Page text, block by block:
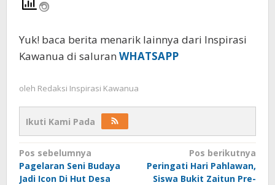
Yuk! baca berita menarik lainnya dari Inspirasi
Kawanua di saluran WHATSAPP
oleh Redaksi Inspirasi Kawanua
Ikuti Kami Pada
Navigasi
pos
Pos sebelumnya
Pagelaran Seni Budaya
Jadi Icon Di Hut Desa
Pos berikutnya
Peringati Hari Pahlawan,
Siswa Bukit Zaitun Pre-